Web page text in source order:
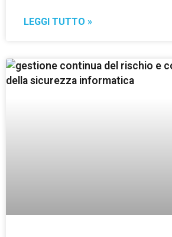
LEGGI TUTTO »